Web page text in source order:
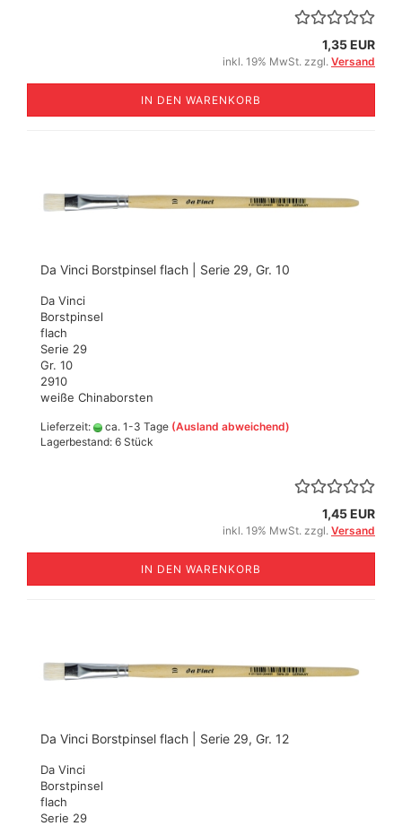
1,35 EUR
inkl. 19% MwSt. zzgl. Versand
IN DEN WARENKORB
Da Vinci Borstpinsel flach | Serie 29, Gr. 10
Da Vinci
Borstpinsel
flach
Serie 29
Gr. 10
2910
weiße Chinaborsten
Lieferzeit: ca. 1-3 Tage (Ausland abweichend)
Lagerbestand: 6 Stück
1,45 EUR
inkl. 19% MwSt. zzgl. Versand
IN DEN WARENKORB
Da Vinci Borstpinsel flach | Serie 29, Gr. 12
Da Vinci
Borstpinsel
flach
Serie 29